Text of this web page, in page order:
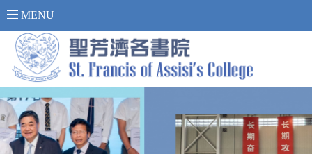
MENU